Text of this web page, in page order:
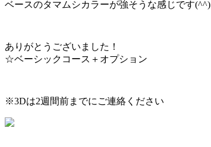
ベースのタマムシカラーが強そうな感じです(^^)
ありがとうございました！
☆ベーシックコース＋オプション
※3Dは2週間前までにご連絡ください